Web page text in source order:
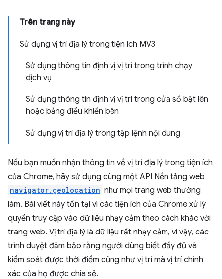
Trên trang này
Sử dụng vị trí địa lý trong tiện ích MV3
Sử dụng thông tin định vị vị trí trong trình chạy
dịch vụ
Sử dụng thông tin định vị vị trí trong cửa sổ bật lên
hoặc bảng điều khiển bên
Sử dụng vị trí địa lý trong tập lệnh nội dung
Nếu bạn muốn nhận thông tin về vị trí địa lý trong tiện ích
của Chrome, hãy sử dụng cùng một API Nền tảng web
navigator.geolocation như mọi trang web thường
làm. Bài viết này tồn tại vì các tiện ích của Chrome xử lý
quyền truy cập vào dữ liệu nhạy cảm theo cách khác với
trang web. Vị trí địa lý là dữ liệu rất nhạy cảm, vì vậy, các
trình duyệt đảm bảo rằng người dùng biết đầy đủ và
kiểm soát được thời điểm cũng như vị trí mà vị trí chính
xác của họ được chia sẻ.